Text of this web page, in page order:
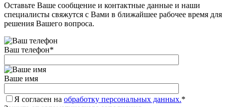
Оставьте Ваше сообщение и контактные данные и наши
специалисты свяжутся с Вами в ближайшее рабочее время для
решения Вашего вопроса.
Ваш телефон*
Ваше имя
Я согласен на обработку персональных данных.*